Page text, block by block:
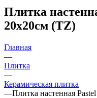
Плитка
20x20см (TZ)
Главная
—
Плитка
—
Керамическая плитка
—Плитка настенная